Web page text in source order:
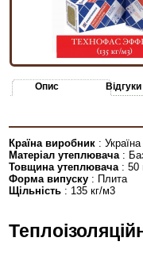
Опис Відгуки
Країна виробник : Україна
Матеріал утеплювача :
Товщина утеплювача : 50
Форма випуску : Плита
Щільність : 135 кг/м3